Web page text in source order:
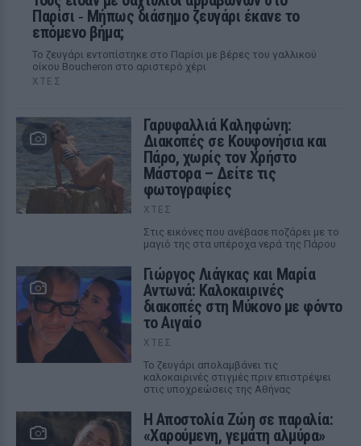
Παρίσι ‑ Μήπως διάσημο ζευγάρι έκανε το
επόμενο βήμα;
Το ζευγάρι εντοπίστηκε στο Παρίσι με βέρες του γαλλικού
οίκου Boucheron στο αριστερό χέρι
ΧΤΕΣ
Γαρυφαλλιά Καληφώνη:
Διακοπές σε Κουφονήσια και
Πάρο, χωρίς τον Χρήστο
Μάστορα – Δείτε τις
φωτογραφίες
ΧΤΕΣ
Στις εικόνες που ανέβασε ποζάρει με το
μαγιό της στα υπέροχα νερά της Πάρου
Γιώργος Λιάγκας και Μαρία
Αντωνά: Καλοκαιρινές
διακοπές στη Μύκονο με φόντο
το Αιγαίο
ΧΤΕΣ
Το ζευγάρι απολαμβάνει τις
καλοκαιρινές στιγμές πριν επιστρέψει
στις υποχρεώσεις της Αθήνας
Η Αποστολία Ζώη σε παραλία:
«Χαρούμενη, γεμάτη αλμύρα»